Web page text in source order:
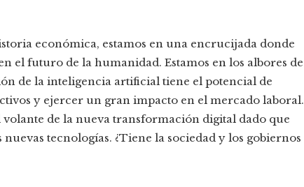
económica, estamos en una encrucijada donde
el futuro de la humanidad. Estamos en los albores de
de la inteligencia artificial tiene el potencial de
y ejercer un gran impacto en el mercado laboral.
volante de la nueva transformación digital dado que
tecnologías. ¿Tiene la sociedad y los gobiernos